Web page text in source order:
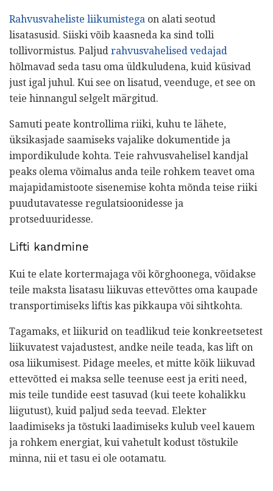
Rahvusvaheliste liikumistega on alati seotud
lisatasusid. Siiski võib kaasneda ka sind tolli
tollivormistus. Paljud rahvusvahelised vedajad
hõlmavad seda tasu oma üldkuludena, kuid küsivad
just igal juhul. Kui see on lisatud, veenduge, et see on
teie hinnangul selgelt märgitud.
Samuti peate kontrollima riiki, kuhu te lähete,
üksikasjade saamiseks vajalike dokumentide ja
impordikulude kohta. Teie rahvusvahelisel kandjal
peaks olema võimalus anda teile rohkem teavet oma
majapidamistoote sisenemise kohta mõnda teise riiki
puudutavatesse regulatsioonidesse ja
protseduuridesse.
Lifti kandmine
Kui te elate kortermajaga või kõrghoonega, võidakse
teile maksta lisatasu liikuvas ettevõttes oma kaupade
transportimiseks liftis kas pikkaupa või sihtkohta.
Tagamaks, et liikurid on teadlikud teie konkreetsetest
liikuvatest vajadustest, andke neile teada, kas lift on
osa liikumisest. Pidage meeles, et mitte kõik liikuvad
ettevõtted ei maksa selle teenuse eest ja eriti need,
mis teile tundide eest tasuvad (kui teete kohalikku
liigutust), kuid paljud seda teevad. Elekter
laadimiseks ja tõstuki laadimiseks kulub veel kauem
ja rohkem energiat, kui vahetult kodust tõstukile
minna, nii et tasu ei ole ootamatu.